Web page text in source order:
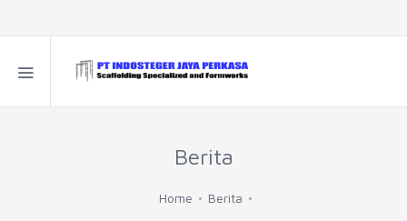
Berita
Home Berita